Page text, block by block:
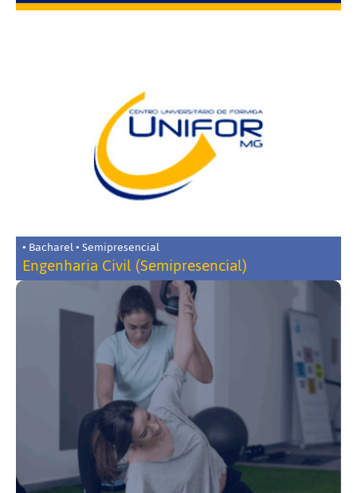
• Bacharel • Semipresencial
Engenharia Civil (Semipresencial)